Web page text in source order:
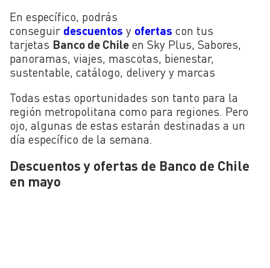
En específico, podrás
conseguir descuentos y ofertas con tus
tarjetas Banco de Chile en Sky Plus, Sabores,
panoramas, viajes, mascotas, bienestar,
sustentable, catálogo, delivery y marcas
Todas estas oportunidades son tanto para la
región metropolitana como para regiones. Pero
ojo, algunas de estas estarán destinadas a un
día específico de la semana.
Descuentos y ofertas de Banco de Chile
en mayo